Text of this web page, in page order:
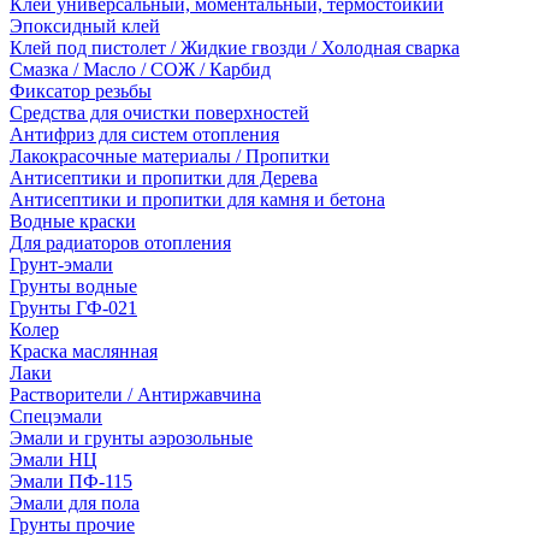
Клей универсальный, моментальный, термостойкий
Эпоксидный клей
Клей под пистолет / Жидкие гвозди / Холодная сварка
Смазка / Масло / СОЖ / Карбид
Фиксатор резьбы
Средства для очистки поверхностей
Антифриз для систем отопления
Лакокрасочные материалы / Пропитки
Антисептики и пропитки для Дерева
Антисептики и пропитки для камня и бетона
Водные краски
Для радиаторов отопления
Грунт-эмали
Грунты водные
Грунты ГФ-021
Колер
Краска маслянная
Лаки
Растворители / Антиржавчина
Спецэмали
Эмали и грунты аэрозольные
Эмали НЦ
Эмали ПФ-115
Эмали для пола
Грунты прочие